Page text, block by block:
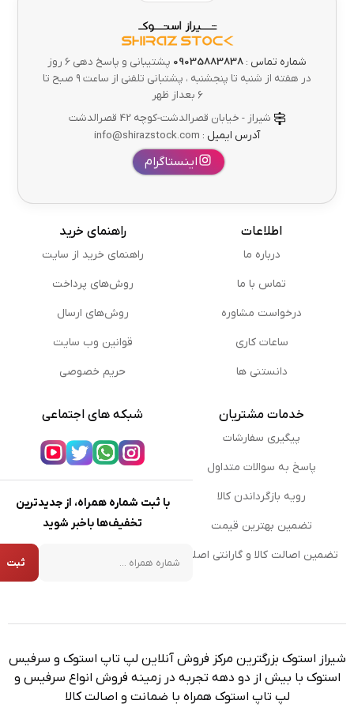
شماره تماس : 09035883838
پشتیبانی و پاسخ دهی 6 روز
در هفته از شنبه تا پنجشنبه ، پشتبانی تلفنی از ساعت ۹ صبح تا
۶ بعداز ظهر
شیراز - خیابان قصرالدشت-کوچه 42 قصرالدشت
آدرس ایمیل :
اینستاگرام
اطلاعات
درباره ما
تماس با ما
درخواست مشاوره
ساعات کاری
دانستنی ها
راهنمای خرید
راهنمای خرید از سایت
روش‌های پرداخت
روش‌های ارسال
قوانین وب سایت
حریم خصوصی
خدمات مشتریان
پیگیری سفارشات
پاسخ به سوالات متداول
رویه بازگرداندن کالا
تضمین بهترین قیمت
تضمین اصالت کالا و گارانتی اصلی
شبکه های اجتماعی
با ثبت شماره همراه، از جدیدترین
تخفیف‌ها باخبر شوید
شماره همراه
ثبت
شیراز استوک بزرگترین مرکز فروش آنلاین لپ تاپ استوک و سرفیس
استوک با بیش از دو دهه تجربه در زمینه فروش انواع سرفیس و
لپ تاپ استوک همراه با ضمانت و اصالت کالا